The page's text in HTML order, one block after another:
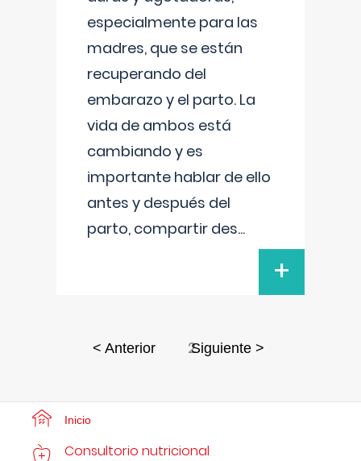
especialmente para las
madres, que se están
recuperando del
embarazo y el parto. La
vida de ambos está
cambiando y es
importante hablar de ello
antes y después del
parto, compartir des...
+
< Anterior 2Siguiente >
Inicio
Consultorio nutricional